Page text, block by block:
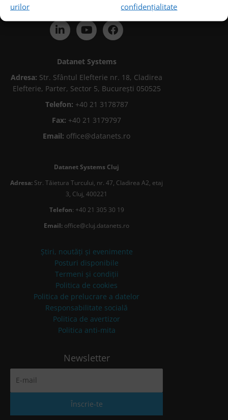
urilor
confidențialitate
Datanet Systems
Adresa: Str. Sfântul Elefterie nr. 18, Cladirea
Elefterie, Parter, Sector 5, București 050525
Telefon: +40 21 3178787
Fax: +40 21 3179797
Email: office@datanets.ro
Datanet Systems Cluj
Adresa: Str. Tăietura Turcului, nr. 47, Cladirea A2, etaj
3, Cluj, 400221
Telefon: +40 21 305 30 19
Email: office@cluj.datanets.ro
Știri, noutăți și evenimente
Posturi disponibile
Termeni și condiții
Politica de cookies
Politica de prelucrare a datelor
Responsabilitate socială
Politica de avertizor
Politica anti-mita
Newsletter